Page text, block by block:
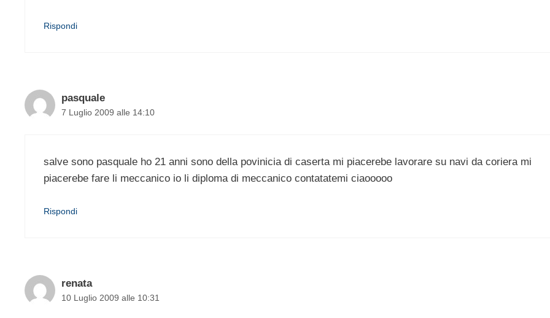
Rispondi
pasquale
7 Luglio 2009 alle 14:10
salve sono pasquale ho 21 anni sono della povinicia di caserta mi piacerebe lavorare su navi da coriera mi
piacerebe fare li meccanico io li diploma di meccanico contatatemi ciaooooo
Rispondi
renata
10 Luglio 2009 alle 10:31